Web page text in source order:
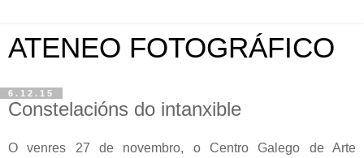
ATENEO FOTOGRÁFICO
6.12.15
Constelacións do intanxible
O venres 27 de novembro, o Centro Galego de Arte